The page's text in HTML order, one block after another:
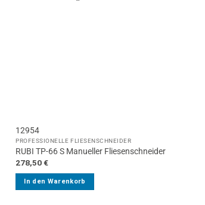
12954
PROFESSIONELLE FLIESENSCHNEIDER
RUBI TP-66 S Manueller Fliesenschneider
278,50€
In den Warenkorb